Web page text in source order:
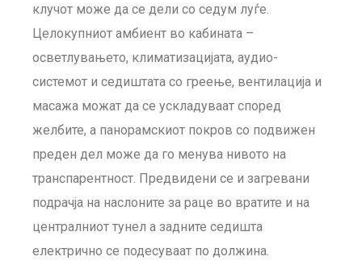
клучот може да се дели со седум луѓе.
Целокупниот амбиент во кабината –
осветлувањето, климатизацијата, аудио-
системот и седиштата со греење, вентилација и
масажа можат да се ускладуваат според
желбите, а панорамскиот покров со подвижен
преден дел може да го менува нивото на
транспарентност. Предвидени се и загревани
подрачја на наслоните за раце во вратите и на
централниот тунел а задните седишта
електрично се подесуваат по должина.